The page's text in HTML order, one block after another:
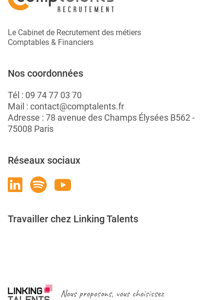
Le Cabinet de Recrutement des métiers
Comptables & Financiers
Nos coordonnées
Tél : 09 74 77 03 70
Mail : contact@comptalents.fr
Adresse : 78 avenue des Champs Élysées B562 -
75008 Paris
Réseaux sociaux
Travailler chez Linking Talents
Nous proposons, vous choisissez